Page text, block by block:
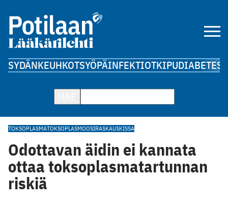
SYDÄNKEUHKOTSYÖPÄINFEKTIOTKIPUDIABETES
TOKSOPLASMATOKSOPLASMOOSIRASKAUSKISSA
Odottavan äidin ei kannata
ottaa toksoplasmatartunnan
riskiä